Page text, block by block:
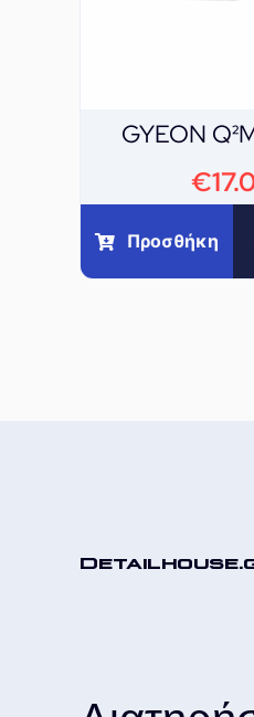
GYEON
€
Προσθήκη